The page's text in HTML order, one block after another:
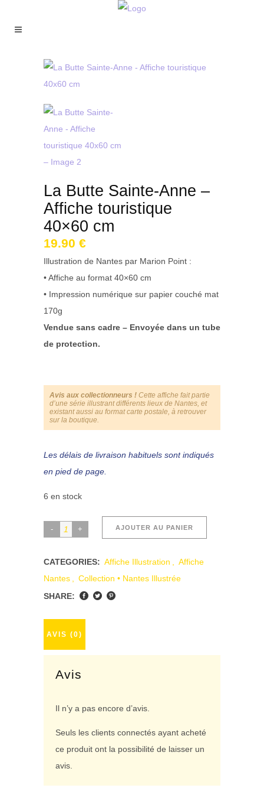
La Butte Sainte-Anne –
Affiche touristique
40×60 cm
19.90 €
Illustration de Nantes par Marion Point :
• Affiche au format 40×60 cm
• Impression numérique sur papier couché mat
170g
Vendue sans cadre – Envoyée dans un tube
de protection.
Avis aux collectionneurs ! Cette affiche fait partie
d’une série illustrant différents lieux de Nantes, et
existant aussi au format carte postale, à retrouver
sur la boutique.
Les délais de livraison habituels sont indiqués
en pied de page.
6 en stock
La
Sainte-
Anne
-
quantity
AJOUTER AU PANIER
CATEGORIES: Affiche Illustration
Affiche
Nantes
Collection • Nantes Illustrée
SHARE:
AVIS (0)
Avis
Il n’y a pas encore d’avis.
Seuls les clients connectés ayant acheté
ce produit ont la possibilité de laisser un
avis.